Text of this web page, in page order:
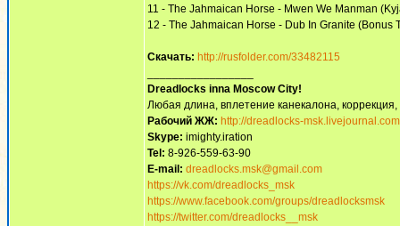
11 - The Jahmaican Horse - Mwen We Manman
12 - The Jahmaican Horse - Dub In Granite (Bonus
Скачать: http://rusfolder.com/33482115
Dreadlocks inna Moscow Сity!
Любая длина, вплетение канекалона,
Рабочий ЖЖ: http://dreadlocks-
Skype: imighty.iration
Tel: 8-926-559-63-90
E-mail: dreadlocks.msk@gmail.com
https://vk.com/dreadlocks_msk
https://www.facebook.com/groups/dreadlocksmsk
https://twitter.com/dreadlocks__msk